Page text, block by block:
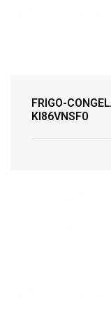
FRIGO-
KI86VNSF0